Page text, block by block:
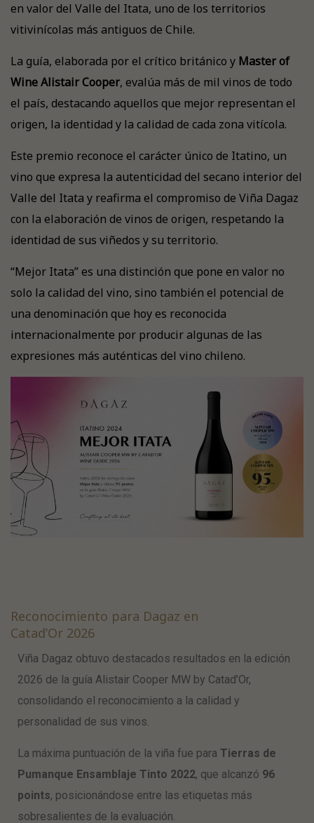
en valor del Valle del Itata, uno de los territorios
vitivinícolas más antiguos de Chile.
La guía, elaborada por el crítico británico y Master of
Wine Alistair Cooper, evalúa más de mil vinos de todo
el país, destacando aquellos que mejor representan el
origen, la identidad y la calidad de cada zona vitícola.
Este premio reconoce el carácter único de Itatino, un
vino que expresa la autenticidad del secano interior del
Valle del Itata y reafirma el compromiso de Viña Dagaz
con la elaboración de vinos de origen, respetando la
identidad de sus viñedos y su territorio.
“Mejor Itata” es una distinción que pone en valor no
solo la calidad del vino, sino también el potencial de
una denominación que hoy es reconocida
internacionalmente por producir algunas de las
expresiones más auténticas del vino chileno.
Reconocimiento para Dagaz en
Catad’Or 2026
Viña Dagaz obtuvo destacados resultados en la edición
2026 de la guía Alistair Cooper MW by Catad’Or,
consolidando el reconocimiento a la calidad y
personalidad de sus vinos.
La máxima puntuación de la viña fue para Tierras de
Pumanque Ensamblaje Tinto 2022, que alcanzó 96
points, posicionándose entre las etiquetas más
sobresalientes de la evaluación.